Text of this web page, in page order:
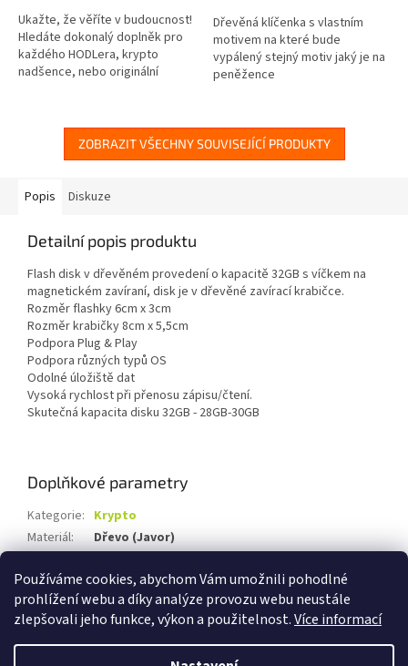
Používáme cookies, abychom Vám umožnili pohodlné
prohlížení webu a díky analýze provozu webu neustále
zlepšovali jeho funkce, výkon a použitelnost.Více informací
5
hvězdiček.
Ukažte, že věříte v budoucnost!
Hledáte dokonalý doplněk pro
každého HODLera, krypto
nadšence, nebo originální
5
hvězdiček.
Dřevěná klíčenka s vlastním
motivem na které bude
vypálený stejný motiv jaký je na
peněžence
ZOBRAZIT VŠECHNY SOUVISEJÍCÍ PRODUKTY
Popis Diskuze
Detailní popis produktu
Flash disk v dřevěném provedení o kapacitě 32GB s víčkem na
magnetickém zavíraní, disk je v dřevěné zavírací krabičce.
Rozměr flashky 6cm x 3cm
Rozměr krabičky 8cm x 5,5cm
Podpora Plug & Play
Podpora různých typů OS
Odolné úložiště dat
Vysoká rychlost při přenosu zápisu/čtení.
Skutečná kapacita disku 32GB - 28GB-30GB
Doplňkové parametry
Kategorie: Krypto
Materiál:
Dřevo (Javor)
Rozhraní: USB 2.0